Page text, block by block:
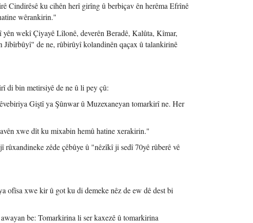
Cindirêsê ku cihên herî girîng û berbiçav ên herêma Efrînê
wêrankirin."
wekî Çiyayê Lîlonê, deverên Beradê, Kalûta, Kîmar,
Jibîrbûyî" de ne, rûbirûyî kolandinên qaçax û talankirinê
di bin metirsiyê de ne û li pey çû:
Giştî ya Şûnwar û Muzexaneyan tomarkirî ne. Her
xwe dît ku mixabin hemû hatine xerakirin."
zêde çêbûye û "nêzîkî ji sedî 70yê rûberê vê
ofîsa xwe kir û got ku di demeke nêz de ew dê dest bi
be: Tomarkirina li ser kaxezê û tomarkirina